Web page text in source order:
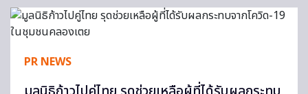
PR NEWS